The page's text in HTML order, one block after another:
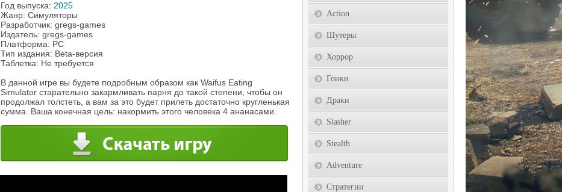
Год выпуска: 2025
Жанр: Симуляторы
Разработчик: gregs-games
Издатель: gregs-games
Платформа: PC
Тип издания: Beta-версия
Таблетка: Не требуется
В данной игре вы будете подробным образом как Waifus Eating
Simulator старательно закармливать парня до такой степени, чтобы он
продолжал толстеть, а вам за это будет прилеть достаточно кругленькая
сумма. Ваша конечная цель: накормить этого человека 4 ананасами.
Action
Шутеры
Хоррор
Гонки
Драки
Slasher
Stealth
Adventure
Стратегии